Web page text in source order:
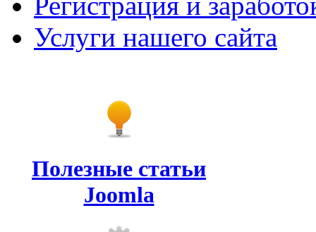
Услуги нашего сайта
Полезные статьи
Joomla